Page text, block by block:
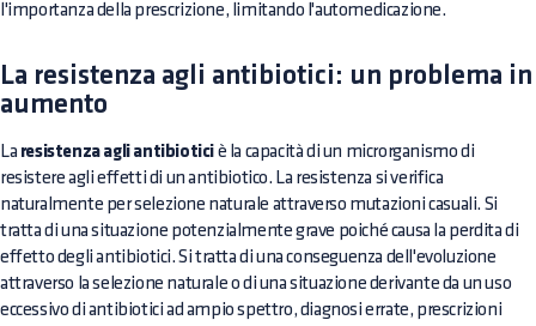
l'importanza della prescrizione, limitando l'automedicazione.
La resistenza agli antibiotici: un problema in
aumento
La resistenza agli antibiotici è la capacità di un microrganismo di
resistere agli effetti di un antibiotico. La resistenza si verifica
naturalmente per selezione naturale attraverso mutazioni casuali. Si
tratta di una situazione potenzialmente grave poiché causa la perdita di
effetto degli antibiotici. Si tratta di una conseguenza dell'evoluzione
attraverso la selezione naturale o di una situazione derivante da un uso
eccessivo di antibiotici ad ampio spettro, diagnosi errate, prescrizioni